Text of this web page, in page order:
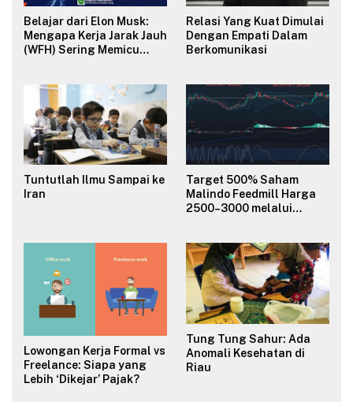
Belajar dari Elon Musk:
Mengapa Kerja Jarak Jauh
(WFH) Sering Memicu
Relasi Yang Kuat Dimulai
Dengan Empati Dalam
Berkomunikasi
Tuntutlah Ilmu Sampai ke
Iran
Target 500% Saham
Malindo Feedmill Harga
2500–3000 melalui
Lowongan Kerja Formal vs
Freelance: Siapa yang
Lebih ‘Dikejar’ Pajak?
Tung Tung Sahur: Ada
Anomali Kesehatan di
Riau